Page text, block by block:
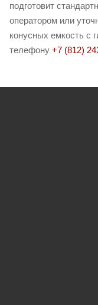
подготовит
оператором или
конусных емкость с
телефону +7 (812)